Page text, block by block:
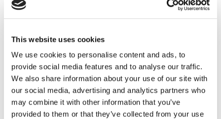
This website uses cookies
We use cookies to personalise content and ads, to
provide social media features and to analyse our traffic.
We also share information about your use of our site with
our social media, advertising and analytics partners who
may combine it with other information that you’ve
provided to them or that they’ve collected from your use